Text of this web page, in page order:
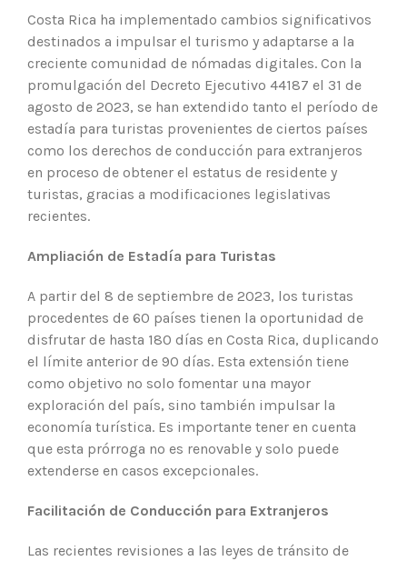
Costa Rica ha implementado cambios significativos
destinados a impulsar el turismo y adaptarse a la
creciente comunidad de nómadas digitales. Con la
promulgación del Decreto Ejecutivo 44187 el 31 de
agosto de 2023, se han extendido tanto el período de
estadía para turistas provenientes de ciertos países
como los derechos de conducción para extranjeros
en proceso de obtener el estatus de residente y
turistas, gracias a modificaciones legislativas
recientes.
Ampliación de Estadía para Turistas
A partir del 8 de septiembre de 2023, los turistas
procedentes de 60 países tienen la oportunidad de
disfrutar de hasta 180 días en Costa Rica, duplicando
el límite anterior de 90 días. Esta extensión tiene
como objetivo no solo fomentar una mayor
exploración del país, sino también impulsar la
economía turística. Es importante tener en cuenta
que esta prórroga no es renovable y solo puede
extenderse en casos excepcionales.
Facilitación de Conducción para Extranjeros
Las recientes revisiones a las leyes de tránsito de